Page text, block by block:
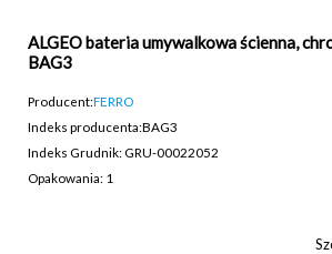
ALGEO bateria umywalkowa ścienna,
BAG3
Producent:FERRO
Indeks producenta:BAG3
Indeks Grudnik: GRU-00022052
Opakowania: 1